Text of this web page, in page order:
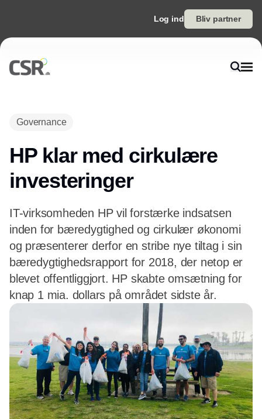
Log ind Bliv partner
Governance
HP klar med cirkulære
investeringer
IT-virksomheden HP vil forstærke indsatsen
inden for bæredygtighed og cirkulær økonomi
og præsenterer derfor en stribe nye tiltag i sin
bæredygtighedsrapport for 2018, der netop er
blevet offentliggjort. HP skabte omsætning for
knap 1 mia. dollars på området sidste år.